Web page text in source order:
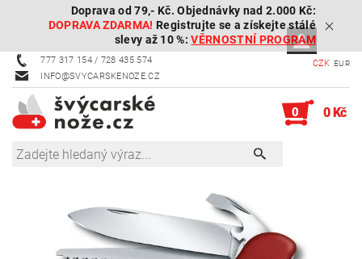
Doprava od 79,- Kč. Objednávky nad 2.000 Kč:
DOPRAVA ZDARMA! Registrujte se a získejte stálé
slevy až 10 %:VĚRNOSTNÍ PROGRAM
777 317 154 / 728 435 574
INFO@SVYCARSKENOZE.CZ
CZK EUR
0 0 Kč